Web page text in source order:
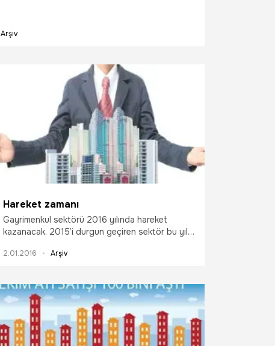
Arşiv
Hareket zamanı
Gayrimenkul sektörü 2016 yılında hareket
kazanacak. 2015’i durgun geçiren sektör bu yıl
kentsel dönüşümde atağa kalkacak.
2.01.2016 Arşiv